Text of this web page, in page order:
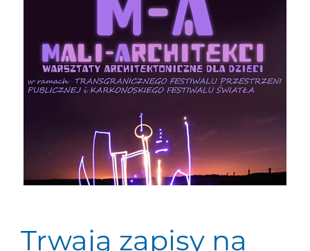
Trwają zapisy na